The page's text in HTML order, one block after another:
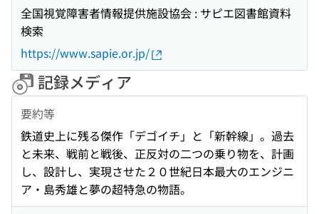
全国視覚障害者情報提供施設協会 : サピエ図書館資料
検索
https://www.sapie.or.jp/
記録メディア
要約等
鉄道史上に残る傑作「デゴイチ」と「新幹線」。過去
と未来、戦前と戦後、正反対の二つの乗り物を、計画
し、設計し、実現させた２０世紀日本最大のエンジニ
ア・島秀雄と夢の超特急の物語。